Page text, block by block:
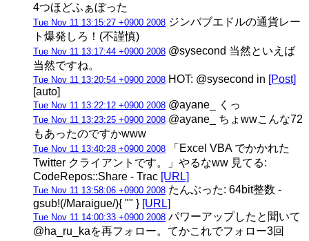
4つほどふぁぼった
Tue Nov 11 13:15:27 +0900 2008 ジンバブエドルの通貨レー
ト爆発しろ！(不謹慎)
Tue Nov 11 13:17:44 +0900 2008 @sysecond 当然といえば
当然ですね。
Tue Nov 11 13:20:54 +0900 2008 HOT: @sysecond in [Post]
[auto]
Tue Nov 11 13:22:12 +0900 2008 @ayane_ くっ
Tue Nov 11 13:23:25 +0900 2008 @ayane_ ちょwwこんな72
もあったのですかwww
Tue Nov 11 13:40:28 +0900 2008 「Excel VBA でかかれた
Twitter クライアントです。」やるなww 見てる:
CodeRepos::Share - Trac [URL]
Tue Nov 11 13:58:06 +0900 2008 たんぶった: 64bit整数 -
gsub!(/Maraigue/){ "" } [URL]
Tue Nov 11 14:00:33 +0900 2008 パワーアップしたと聞いて
@ha_ru_kaを再フォロー。てかこれでフォロー3回